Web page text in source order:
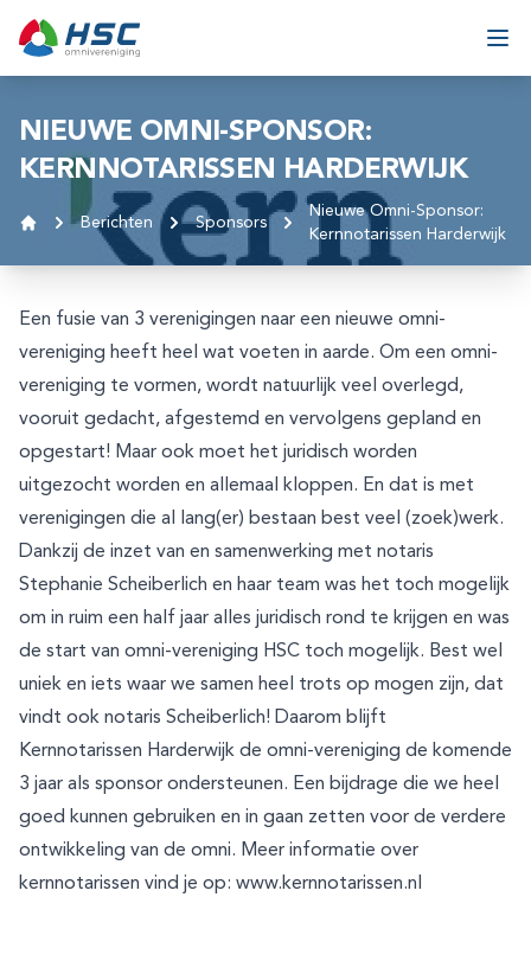
NIEUWE OMNI-SPONSOR:
KERNNOTARISSEN HARDERWIJK
Berichten Sponsors
Nieuwe Omni-Sponsor:
Kernnotarissen Harderwijk
Een fusie van 3 verenigingen naar een nieuwe omni-
vereniging heeft heel wat voeten in aarde. Om een omni-
vereniging te vormen, wordt natuurlijk veel overlegd,
vooruit gedacht, afgestemd en vervolgens gepland en
opgestart! Maar ook moet het juridisch worden
uitgezocht worden en allemaal kloppen. En dat is met
verenigingen die al lang(er) bestaan best veel (zoek)werk.
Dankzij de inzet van en samenwerking met notaris
Stephanie Scheiberlich en haar team was het toch mogelijk
om in ruim een half jaar alles juridisch rond te krijgen en was
de start van omni-vereniging HSC toch mogelijk. Best wel
uniek en iets waar we samen heel trots op mogen zijn, dat
vindt ook notaris Scheiberlich! Daarom blijft
Kernnotarissen Harderwijk de omni-vereniging de komende
3 jaar als sponsor ondersteunen. Een bijdrage die we heel
goed kunnen gebruiken en in gaan zetten voor de verdere
ontwikkeling van de omni. Meer informatie over
kernnotarissen vind je op: www.kernnotarissen.nl